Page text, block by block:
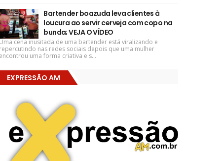
Bartender boazuda leva clientes à
loucura ao servir cerveja com copo na
bunda; VEJA O VÍDEO
cena inusitada de uma bartender está viralizando e
nas redes sociais depois que uma mulher
uma forma criativa e s...
EXPRESSÃO AM